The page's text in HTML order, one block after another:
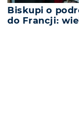
Biskupi o
do Francji: